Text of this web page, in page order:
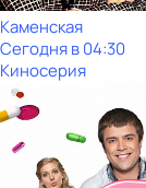
Каменская
Сегодня в 04:30
Киносерия